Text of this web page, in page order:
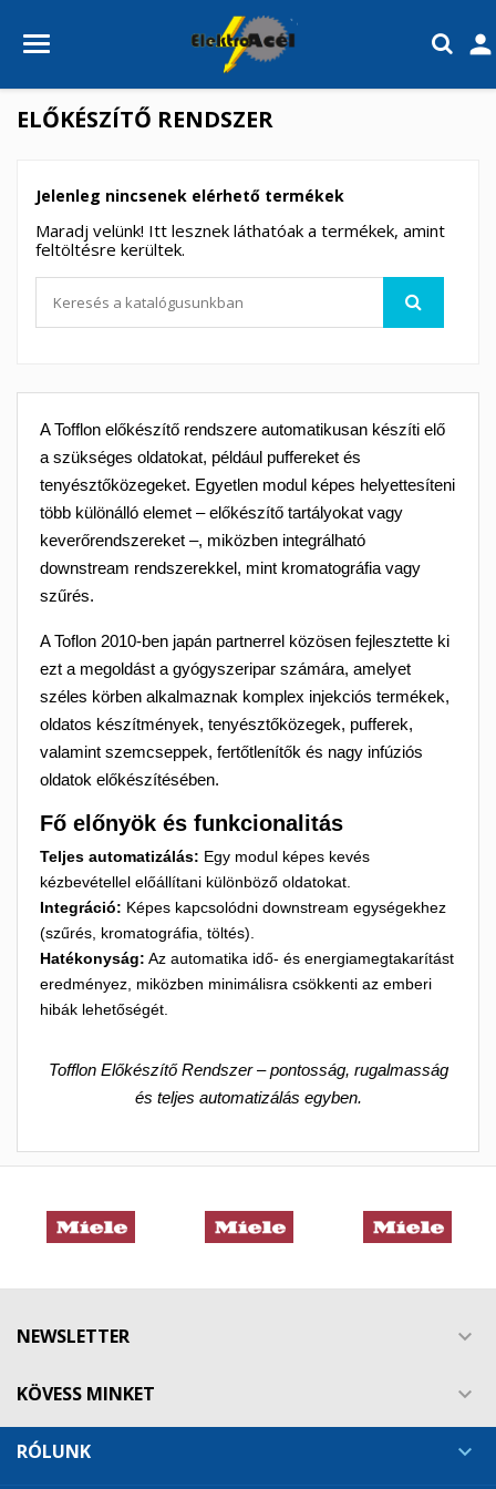

ELŐKÉSZÍTŐ RENDSZER
Jelenleg nincsenek elérhető termékek
Maradj velünk! Itt lesznek láthatóak a termékek, amint
feltöltésre kerültek.
A Tofflon előkészítő rendszere automatikusan készíti elő
a szükséges oldatokat, például puffereket és
tenyésztőközegeket. Egyetlen modul képes helyettesíteni
több különálló elemet – előkészítő tartályokat vagy
keverőrendszereket –, miközben integrálható
downstream rendszerekkel, mint kromatográfia vagy
szűrés.
A Toflon 2010-ben japán partnerrel közösen fejlesztette ki
ezt a megoldást a gyógyszeripar számára, amelyet
széles körben alkalmaznak komplex injekciós termékek,
oldatos készítmények, tenyésztőközegek, pufferek,
valamint szemcseppek, fertőtlenítők és nagy infúziós
oldatok előkészítésében.
Fő előnyök és funkcionalitás
Teljes automatizálás: Egy modul képes kevés
kézbevétellel előállítani különböző oldatokat.
Integráció: Képes kapcsolódni downstream egységekhez
(szűrés, kromatográfia, töltés).
Hatékonyság: Az automatika idő- és energiamegtakarítást
eredményez, miközben minimálisra csökkenti az emberi
hibák lehetőségét.
Tofflon Előkészítő Rendszer – pontosság, rugalmasság
és teljes automatizálás egyben.
NEWSLETTER 
KÖVESS MINKET 
RÓLUNK 
My wishlists
Create new list
((modalTitle))
((confirmMessage))
((cancelText)) ((modalDeleteText))
Kívánságlista létrehozása
Kívánságlista neve
Mégsem Kívánságlista létrehozása
Bejelentkezés
Be kell jelentkezned a termékek kívánságlistába történő
mentéséhez.
Mégsem Bejelentkezés